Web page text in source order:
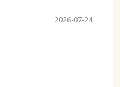
2026-07-24